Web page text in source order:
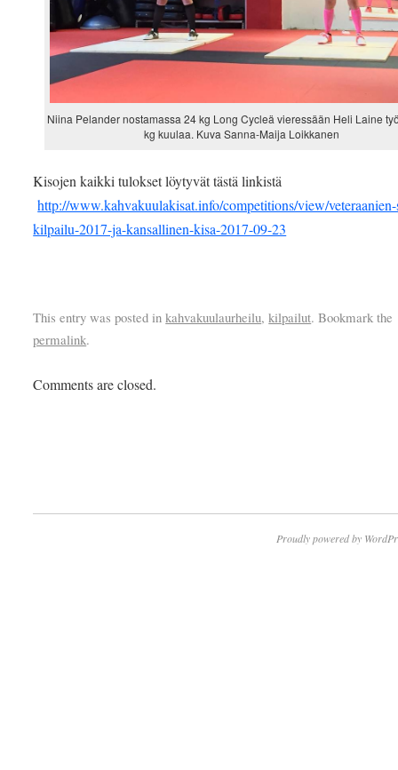
Niina Pelander nostamassa 24 kg Long Cycleä vieressään Heli Laine
kg kuulaa. Kuva Sanna-Maija Loikkanen
Kisojen kaikki tulokset löytyvät tästä linkistä
http://www.kahvakuulakisat.info/competitions/view/
kilpailu-2017-ja-kansallinen-kisa-2017-09-23
This entry was posted inkahvakuulaurheilu,kilpailut. Bookmark the
permalink.
Comments are closed.
Proudly powered by